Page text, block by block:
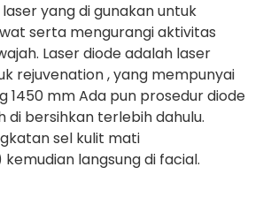
yang di gunakan untuk
serta mengurangi aktivitas
Laser diode adalah laser
rejuvenation , yang mempunyai
1450 mm Ada pun prosedur diode
di bersihkan terlebih dahulu.
sel kulit mati
langsung di facial.